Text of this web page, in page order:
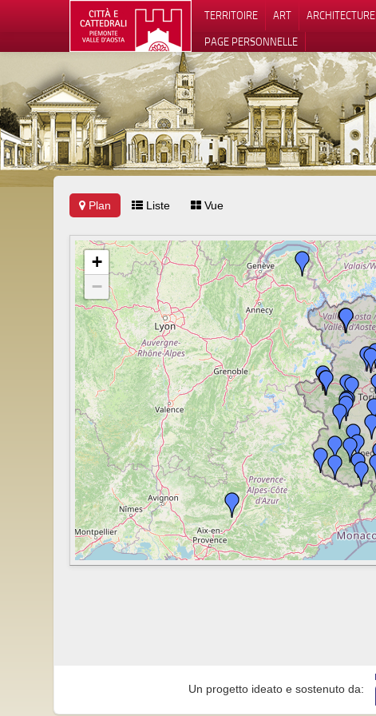
TERRITOIRE ART ARCHITECTURE
PAGE PERSONNELLE
Plan Liste Vue
+
−
Un progetto ideato e sostenuto da: